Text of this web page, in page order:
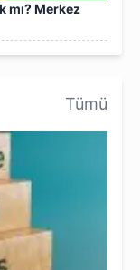
mı? Merkez
Tümü